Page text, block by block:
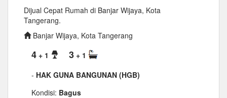
Dijual Cepat Rumah di Banjar Wijaya, Kota
Tangerang.
Banjar Wijaya, Kota Tangerang
4 + 1 3 + 1
- HAK GUNA BANGUNAN (HGB)
Kondisi: Bagus